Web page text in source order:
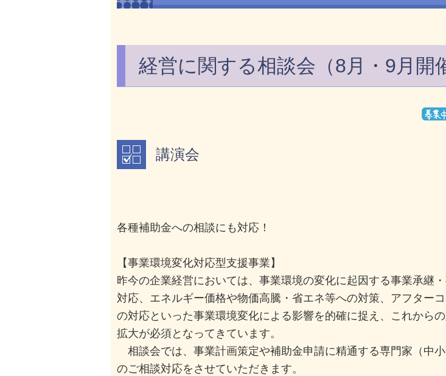
経営に関する相談会（8月・9月開
講演会
各種補助金への相談にも対応！
【事業環境変化対応型支援事業】
昨今の企業経営においては、事業環境の変化に起因する事業承継
対応、エネルギー価格や物価高騰・省エネ等への対策、アフター
の対応といった事業環境変化による影響を的確に捉え、これから
拡大が必須となってきています。
相談会では、事業計画策定や補助金申請に精通する専門家（中
のご相談対応をさせていただきます。